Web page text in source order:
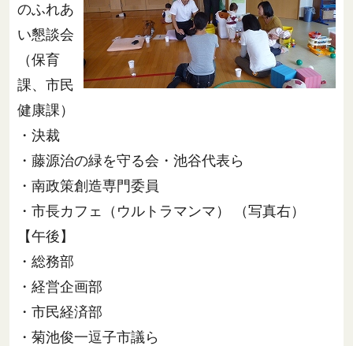
のふれあ
い懇談会
（保育
課、市民
健康課）
・決裁
・藤源治の緑を守る会・池谷代表ら
・南政策創造専門委員
・市長カフェ（ウルトラマンマ） （写真右）
【午後】
・総務部
・経営企画部
・市民経済部
・菊池俊一逗子市議ら